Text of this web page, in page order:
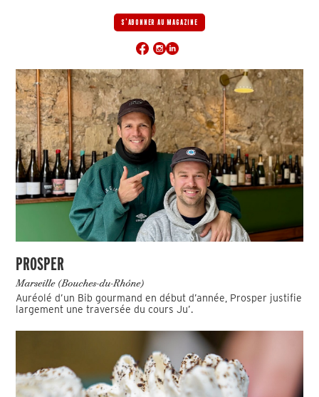
S'ABONNER AU MAGAZINE
PROSPER
Marseille (Bouches-du-Rhône)
Auréolé d’un Bib gourmand en début d’année, Prosper justifie
largement une traversée du cours Ju’.